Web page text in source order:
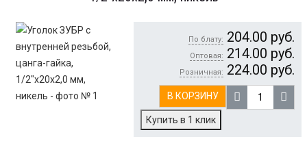
По блату: 204.00 руб.
Оптовая: 214.00 руб.
Розничная: 224.00 руб.
В КОРЗИНУ
Купить в 1 клик